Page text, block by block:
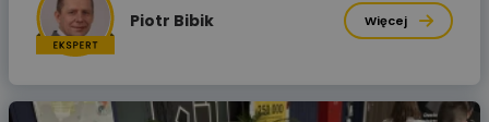
Piotr Bibik Więcej